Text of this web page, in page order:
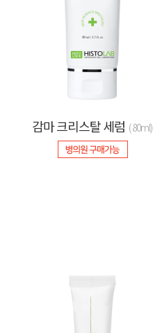
감마 크리스탈 세럼 ( 80ml)